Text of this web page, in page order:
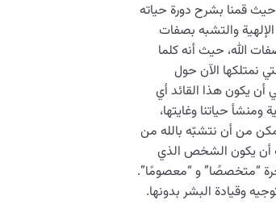
حيث قمنا بشرح دورة حياته
والتشبه بصفات
الله، حيث أنه كلما
نمتلكها الآن حول
أن يكون هذا القائد أي
حياتنا وغايتها،
من أن نتشبّه بالله من
أن يكون الشخص الذي
“متخصصًا” و “معصومًا”.
وقيادة البشر بدونها.